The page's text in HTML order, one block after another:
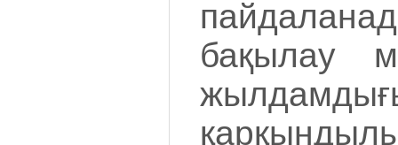
бақылау